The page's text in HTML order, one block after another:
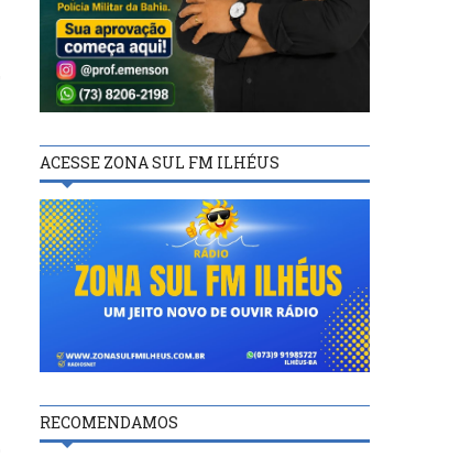
POLÍTICA
17/04/14
Comissão do Senado aprova
fim das doações de empresas
06/02/21
“Não haverá aliança
PSD e Bolsonaro na
diz Otto
ACESSE ZONA SUL FM ILHÉUS
RECOMENDAMOS